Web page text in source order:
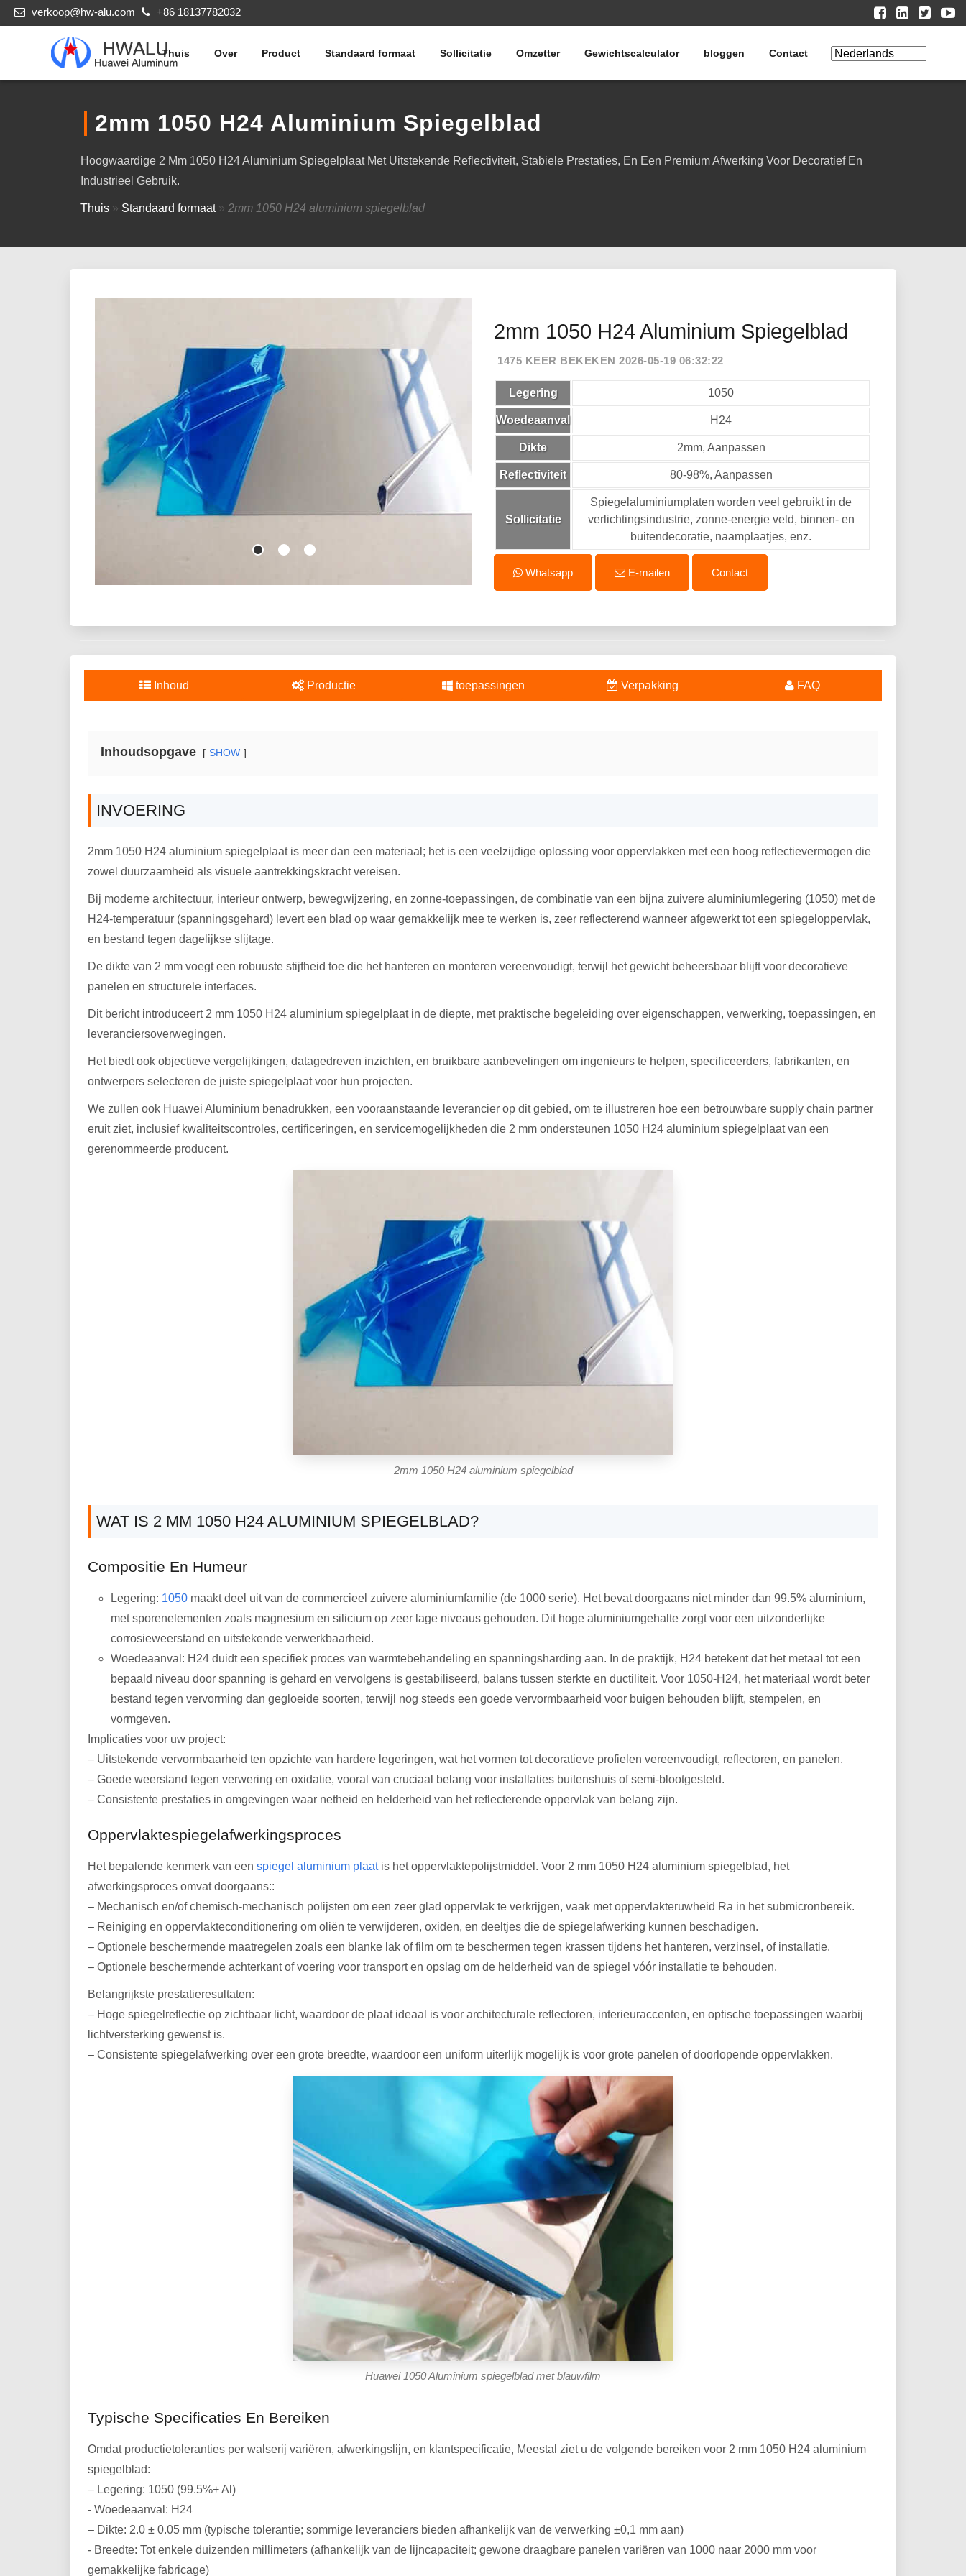
verkoop@hw-alu.com +86 18137782032
Thuis Over Product Standaard formaat Sollicitatie Omzetter Gewichtscalculator bloggen Contact
2mm 1050 H24 Aluminium Spiegelblad
Hoogwaardige 2 Mm 1050 H24 Aluminium Spiegelplaat Met Uitstekende Reflectiviteit, Stabiele Prestaties, En Een Premium Afwerking Voor Decoratief En
Industrieel Gebruik.
Thuis » Standaard formaat» 2mm 1050 H24 aluminium spiegelblad
2mm 1050 H24 Aluminium Spiegelblad
1475 KEER BEKEKEN 2026-05-19 06:32:22
Legering 1050
Woedeaanval H24
Dikte 2mm, Aanpassen
Reflectiviteit 80-98%, Aanpassen
Sollicitatie
Spiegelaluminiumplaten worden veel gebruikt in de
verlichtingsindustrie, zonne-energie veld, binnen- en
buitendecoratie, naamplaatjes, enz.
Whatsapp E-mailen Contact
Inhoud Productie toepassingen Verpakking FAQ
Inhoudsopgave SHOW
INVOERING
2mm 1050 H24 aluminium spiegelplaat is meer dan een materiaal; het is een veelzijdige oplossing voor oppervlakken met een hoog reflectievermogen die
zowel duurzaamheid als visuele aantrekkingskracht vereisen.
Bij moderne architectuur, interieur ontwerp, bewegwijzering, en zonne-toepassingen, de combinatie van een bijna zuivere aluminiumlegering (1050) met de
H24-temperatuur (spanningsgehard) levert een blad op waar gemakkelijk mee te werken is, zeer reflecterend wanneer afgewerkt tot een spiegeloppervlak,
en bestand tegen dagelijkse slijtage.
De dikte van 2 mm voegt een robuuste stijfheid toe die het hanteren en monteren vereenvoudigt, terwijl het gewicht beheersbaar blijft voor decoratieve
panelen en structurele interfaces.
Dit bericht introduceert 2 mm 1050 H24 aluminium spiegelplaat in de diepte, met praktische begeleiding over eigenschappen, verwerking, toepassingen, en
leveranciersoverwegingen.
Het biedt ook objectieve vergelijkingen, datagedreven inzichten, en bruikbare aanbevelingen om ingenieurs te helpen, specificeerders, fabrikanten, en
ontwerpers selecteren de juiste spiegelplaat voor hun projecten.
We zullen ook Huawei Aluminium benadrukken, een vooraanstaande leverancier op dit gebied, om te illustreren hoe een betrouwbare supply chain partner
eruit ziet, inclusief kwaliteitscontroles, certificeringen, en servicemogelijkheden die 2 mm ondersteunen 1050 H24 aluminium spiegelplaat van een
gerenommeerde producent.
2mm 1050 H24 aluminium spiegelblad
WAT IS 2 MM 1050 H24 ALUMINIUM SPIEGELBLAD?
Compositie En Humeur
Legering: 1050 maakt deel uit van de commercieel zuivere aluminiumfamilie (de 1000 serie). Het bevat doorgaans niet minder dan 99.5% aluminium,
met sporenelementen zoals magnesium en silicium op zeer lage niveaus gehouden. Dit hoge aluminiumgehalte zorgt voor een uitzonderlijke
corrosieweerstand en uitstekende verwerkbaarheid.
Woedeaanval: H24 duidt een specifiek proces van warmtebehandeling en spanningsharding aan. In de praktijk, H24 betekent dat het metaal tot een
bepaald niveau door spanning is gehard en vervolgens is gestabiliseerd, balans tussen sterkte en ductiliteit. Voor 1050-H24, het materiaal wordt beter
bestand tegen vervorming dan gegloeide soorten, terwijl nog steeds een goede vervormbaarheid voor buigen behouden blijft, stempelen, en
vormgeven.
Implicaties voor uw project:
– Uitstekende vervormbaarheid ten opzichte van hardere legeringen, wat het vormen tot decoratieve profielen vereenvoudigt, reflectoren, en panelen.
– Goede weerstand tegen verwering en oxidatie, vooral van cruciaal belang voor installaties buitenshuis of semi-blootgesteld.
– Consistente prestaties in omgevingen waar netheid en helderheid van het reflecterende oppervlak van belang zijn.
Oppervlaktespiegelafwerkingsproces
Het bepalende kenmerk van een spiegel aluminium plaatis het oppervlaktepolijstmiddel. Voor 2 mm 1050 H24 aluminium spiegelblad, het
afwerkingsproces omvat doorgaans::
– Mechanisch en/of chemisch-mechanisch polijsten om een ​​zeer glad oppervlak te verkrijgen, vaak met oppervlakteruwheid Ra in het submicronbereik.
– Reiniging en oppervlakteconditionering om oliën te verwijderen, oxiden, en deeltjes die de spiegelafwerking kunnen beschadigen.
– Optionele beschermende maatregelen zoals een blanke lak of film om te beschermen tegen krassen tijdens het hanteren, verzinsel, of installatie.
– Optionele beschermende achterkant of voering voor transport en opslag om de helderheid van de spiegel vóór installatie te behouden.
Belangrijkste prestatieresultaten:
– Hoge spiegelreflectie op zichtbaar licht, waardoor de plaat ideaal is voor architecturale reflectoren, interieuraccenten, en optische toepassingen waarbij
lichtversterking gewenst is.
– Consistente spiegelafwerking over een grote breedte, waardoor een uniform uiterlijk mogelijk is voor grote panelen of doorlopende oppervlakken.
Huawei 1050 Aluminium spiegelblad met blauwfilm
Typische Specificaties En Bereiken
Omdat productietoleranties per walserij variëren, afwerkingslijn, en klantspecificatie, Meestal ziet u de volgende bereiken voor 2 mm 1050 H24 aluminium
spiegelblad:
– Legering: 1050 (99.5%+ Al)
- Woedeaanval: H24
– Dikte: 2.0 ± 0.05 mm (typische tolerantie; sommige leveranciers bieden afhankelijk van de verwerking ±0,1 mm aan)
- Breedte: Tot enkele duizenden millimeters (afhankelijk van de lijncapaciteit; gewone draagbare panelen variëren van 1000 naar 2000 mm voor
gemakkelijke fabricage)